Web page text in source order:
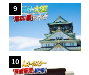
9
10